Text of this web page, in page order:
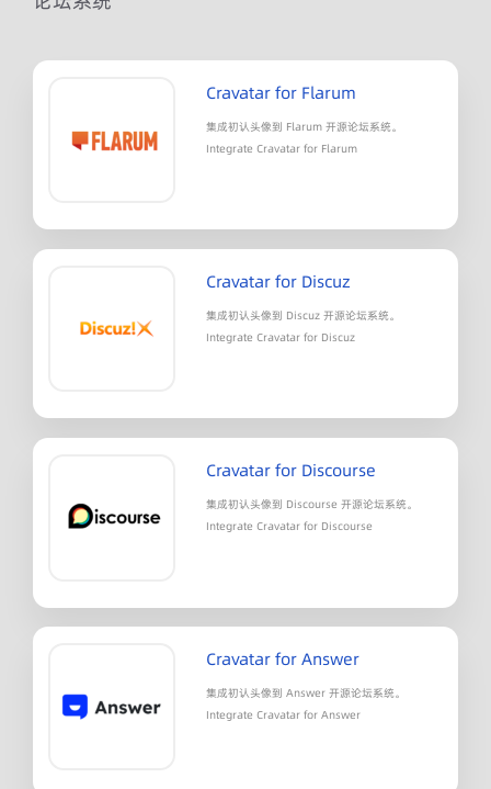
Cravatar for Flarum
集成初认头像到 Flarum 开源论坛系统。
Integrate Cravatar for Flarum
Cravatar for Discuz
集成初认头像到 Discuz 开源论坛系统。
Integrate Cravatar for Discuz
Cravatar for Discourse
集成初认头像到 Discourse 开源论坛系统。
Integrate Cravatar for Discourse
Cravatar for Answer
集成初认头像到 Answer 开源论坛系统。
Integrate Cravatar for Answer